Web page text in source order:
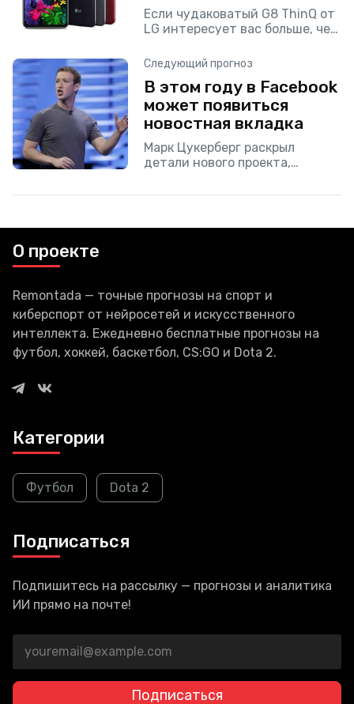
Если чудаковатый G8 ThinQ от
LG интересует вас больше, чем
Galaxy S10, то возрадуйтесь.
Сегодня компания заявила, что
G8 выйдет уже 11
Следующий прогноз
В этом году в Facebook
может появиться
новостная вкладка
Марк Цукерберг раскрыл
детали нового проекта,
в конце этого года. Речь идёт о
О проекте
Remontada — точные прогнозы на спорт и
киберспорт от нейросетей и искусственного
интеллекта. Ежедневно бесплатные прогнозы на
футбол, хоккей, баскетбол, CS:GO и Dota 2.
Категории
Футбол Dota 2
Подписаться
Подпишитесь на рассылку — прогнозы и аналитика
ИИ прямо на почте!
Подписаться